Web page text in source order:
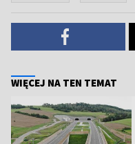
WIĘCEJ NA TEN TEMAT